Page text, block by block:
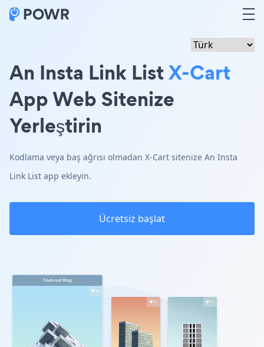
An Insta Link ListX-Cart
App Web Sitenize
Yerleştirin
Kodlama veya baş ağrısı olmadan X-Cart sitenize An Insta
Link List app ekleyin.
Ücretsiz başlat